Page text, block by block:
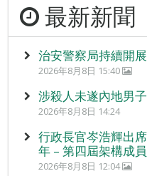
最新新聞
治安警察局持續開
2026年8月8日 15:40
涉殺人未遂內地男
2026年8月8日 14:24
行政長官岑浩輝出
年 – 第四屆架構成員
2026年8月8日 12:04